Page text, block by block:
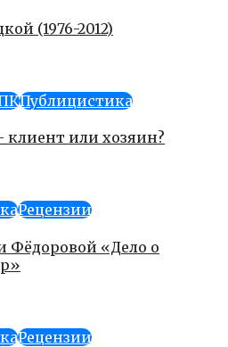
(1976-2012)
Публицистика
или хозяин?
Рецензии
Фёдоровой «Дело о
Рецензии